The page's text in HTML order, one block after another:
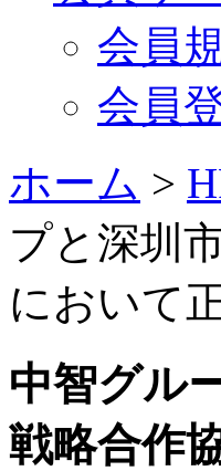
会員
会員
ホーム >
プと深圳
において
中智グル
戦略合作